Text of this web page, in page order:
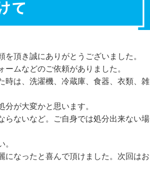
て
頂き誠にありがとうございました。
ムなどのご依頼がありました。
時は、洗濯機、冷蔵庫、食器、衣類、雑
が大変かと思います。
らないなど。ご自身では処分出来ない場
。
になったと喜んで頂けました。次回はお